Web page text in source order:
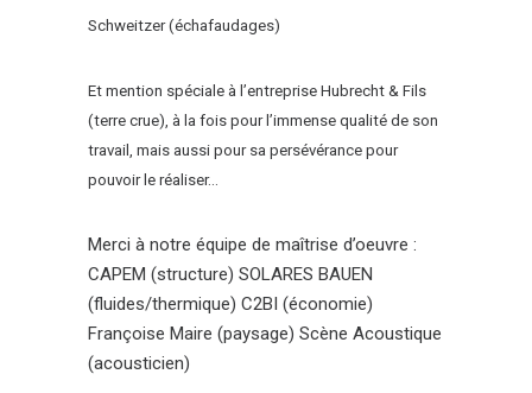
Schweitzer (échafaudages)
Et mention spéciale à l’entreprise Hubrecht & Fils
(terre crue), à la fois pour l’immense qualité de son
travail, mais aussi pour sa persévérance pour
pouvoir le réaliser…
Merci à notre équipe de maîtrise d’oeuvre :
CAPEM (structure) SOLARES BAUEN
(fluides/thermique) C2BI (économie)
Françoise Maire (paysage) Scène Acoustique
(acousticien)